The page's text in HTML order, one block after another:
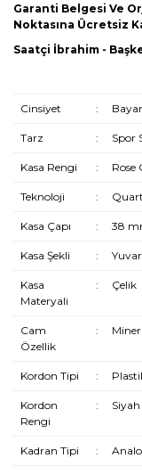
Garanti Belgesi Ve
Noktasına Ücretsiz
Saatçi İbrahim -
Cinsiyet :
Tarz : Spor
Kasa Rengi : Rose
Teknoloji :
Kasa Çapı : 38
Kasa Şekli :
Kasa
Materyali
: Çelik
Cam
Özellik
:
Kordon Tipi :
Kordon
Rengi
: Siyah
Kadran Tipi :